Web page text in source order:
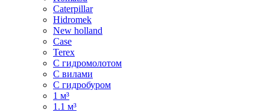
Caterpillar
Hidromek
New holland
Case
Terex
С гидромолотом
С вилами
С гидробуром
1 м³
1.1 м³